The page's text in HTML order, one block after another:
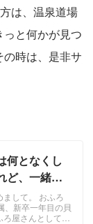
は、温泉道場
と何かが見つ
時は、是非サ
何となくし
ど、一緒に
したい | 温
して。 おふろ
、新卒一年目の貝
屋さんとしての